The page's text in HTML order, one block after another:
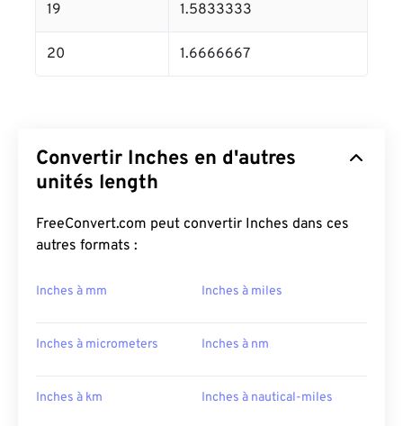
19 1.5833333
20 1.6666667
Convertir Inches en d'autres
unités length
FreeConvert.com peut convertir Inches dans ces
autres formats :
Inches à mm Inches à miles
Inches à micrometers Inches à nm
Inches à km Inches à nautical-miles